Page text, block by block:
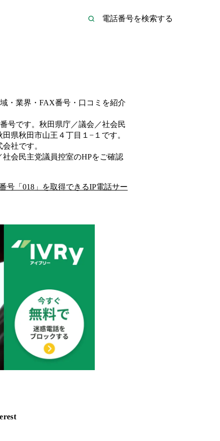
・業界・FAX番号・口コミを紹介
号です。 秋田県庁／議会／社会民
県秋田市山王４丁目１−１ です。
会社です。
会民主党議員控室のHPをご確認
号「 018 」を取得できるIP電話サー